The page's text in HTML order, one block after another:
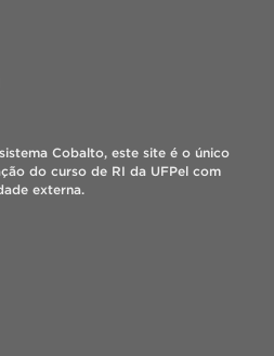
Cobalto, este site é o único
do curso de RI da UFPel com
externa.